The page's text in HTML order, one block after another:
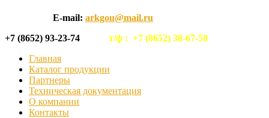
E-mail: arkgou@mail.ru
+7 (8652) 93-23-74 т/ф : +7 (8652) 38-67-58
Главная
Каталог продукции
Партнеры
Техническая документация
О компании
Контакты